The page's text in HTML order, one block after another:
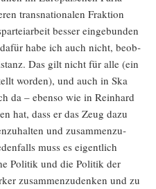
trans­na­tio­na­len Frak­ti­on
bes­ser ein­ge­bun­den
habe ich auch nicht, beob­
Das gilt nicht für alle (ein
wor­den), und auch in Ska
da – eben­so wie in Rein­hard
hat, dass er das Zeug dazu
und zusam­men­zu­
muss es eigent­lich
Poli­tik und die Poli­tik der
zusam­men­zu­den­ken und zu